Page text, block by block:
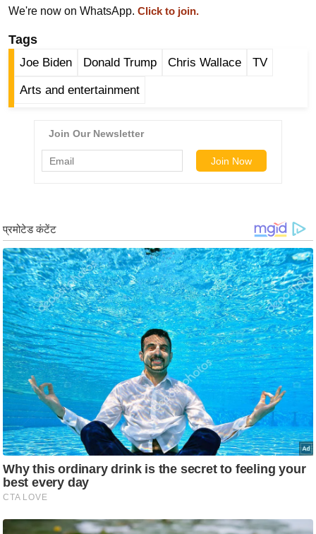
हि
ज
ग
त
ब्री
फ
म
नो
रं
ज
न
ज
ग
त
ली
वु
ड
हॉ
वु
We're now on WhatsApp. Click to join.
Tags
Joe Biden Donald Trump Chris Wallace TV
Arts and entertainment